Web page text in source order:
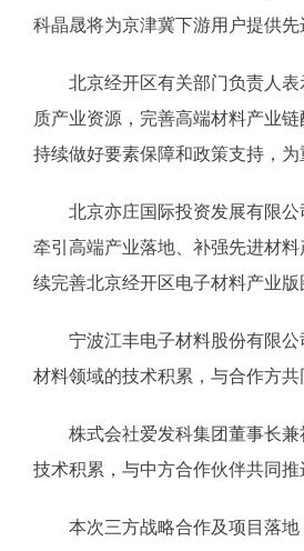
科晶晟将为京津冀下游用户提供
北京经开区有关部门负责人表
质产业资源，完善高端材料产业
持续做好要素保障和政策支持，
北京亦庄国际投资发展有限公
牵引高端产业落地、补强先进材
续完善北京经开区电子材料产业
宁波江丰电子材料股份有限公
材料领域的技术积累，与合作方
株式会社爱发科集团董事长兼
技术积累，与中方合作伙伴共同
本次三方战略合作及项目落地